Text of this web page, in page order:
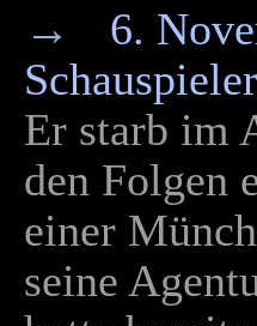
→ 6.
Er starb im
den Folgen
einer
seine